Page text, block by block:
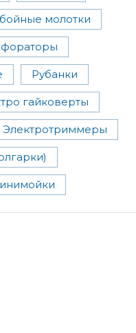
молотки
Рубанки
гайковерты
Электротриммеры